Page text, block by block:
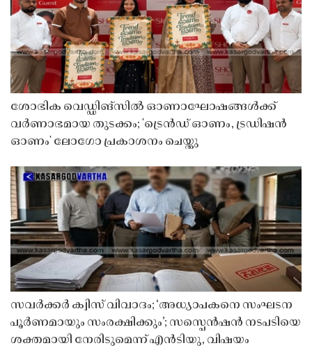
ശോഭിക വെഡ്ഡിങ്സിൽ ഓണാഘോഷങ്ങൾക്ക്
വർണാഭമായ തുടക്കം; 'ട്രെൻഡ് ഓണം, ട്രഡിഷൻ
ഓണം' ലോഗോ പ്രകാശനം ചെയ്തു
സവർക്കർ ക്വിസ് വിവാദം; ‘അധ്യാപകനെ സംഘടന
പൂർണമായും സംരക്ഷിക്കും’; സസ്പെൻഷൻ നടപടിയെ
ശക്തമായി നേരിടുമെന്ന് എൻടിയു, വിഷയം